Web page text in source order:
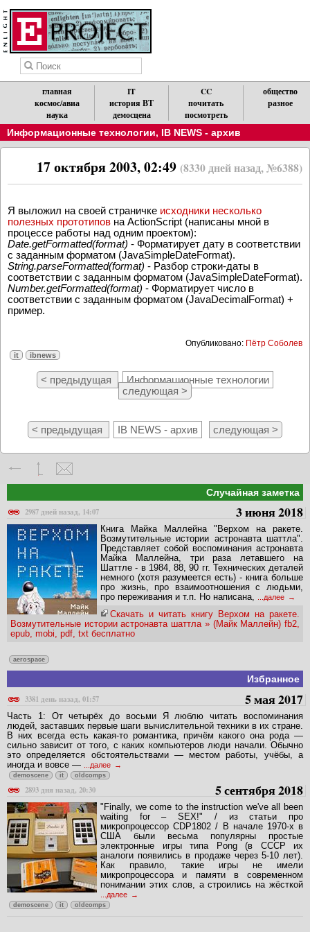
главная
космос/авиа
наука
IT
история ВТ
демосцена
CC
почитать
посмотреть
общество
разное
Информационные технологии, IB NEWS - архив
17 октября 2003, 02:49 (8330 дней назад, №6388)
Я выложил на своей страничке исходники несколько
полезных прототипов на ActionScript (написаны мной в
процессе работы над одним проектом):
Date.getFormatted(format) - Форматирует дату в соответствии
с заданным форматом (JavaSimpleDateFormat).
String.parseFormatted(format) - Разбор строки-даты в
соответствии с заданным форматом (JavaSimpleDateFormat).
Number.getFormatted(format) - Форматирует число в
соответствии с заданным форматом (JavaDecimalFormat) +
пример.
Опубликовано: Пётр Соболев
it ibnews
< предыдущая
Информационные технологии
следующая >
< предыдущая IB NEWS - архив следующая >
Случайная заметка
2987 дней назад, 14:07
3 июня 2018
Книга Майка Маллейна "Верхом на ракете.
Возмутительные истории астронавта шаттла".
Представляет собой воспоминания астронавта
Майка Маллейна, три раза летавшего на
Шаттле - в 1984, 88, 90 гг. Технических деталей
немного (хотя разумеется есть) - книга больше
про жизнь, про взаимоотношения с людьми,
про переживания и т.п. Но написана,
...далее
Скачать и читать книгу Верхом на ракете.
Возмутительные истории астронавта шаттла » (Майк Маллейн) fb2,
epub, mobi, pdf, txt бесплатно
aerospace
Избранное
3381 день назад, 01:57
5 мая 2017
Часть 1: От четырёх до восьми Я люблю читать воспоминания
людей, заставших первые шаги вычислительной техники в их стране.
В них всегда есть какая-то романтика, причём какого она рода —
сильно зависит от того, с каких компьютеров люди начали. Обычно
это определяется обстоятельствами — местом работы, учёбы, а
иногда и вовсе —
...далее
demoscene it oldcomps
2893 дня назад, 20:30 5 сентября 2018
"Finally, we come to the instruction we've all been
waiting for – SEX!" / из статьи про
микропроцессор CDP1802 / В начале 1970-х в
США были весьма популярны простые
электронные игры типа Pong (в СССР их
аналоги появились в продаже через 5-10 лет).
Как правило, такие игры не имели
микропроцессора и памяти в современном
понимании этих слов, а строились на жёсткой
...далее
demoscene it oldcomps